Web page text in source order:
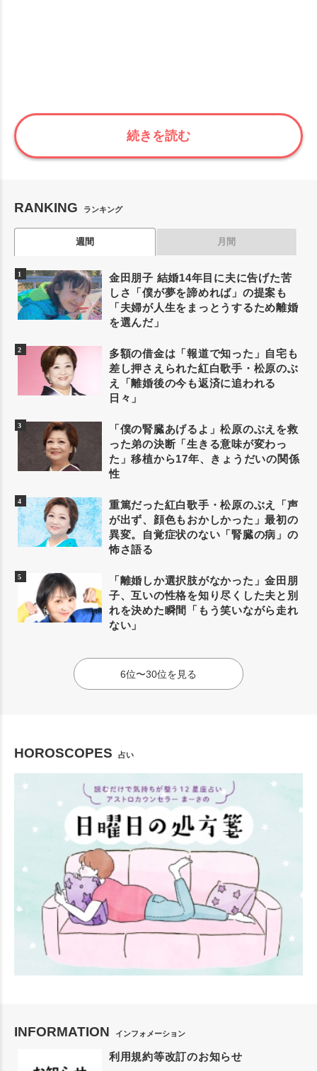
続きを読む
RANKING ランキング
週間 月間
金田朋子 結婚14年目に夫に告げた苦
しさ「僕が夢を諦めれば」の提案も
「夫婦が人生をまっとうするため離婚
を選んだ」
多額の借金は「報道で知った」自宅も
差し押さえられた紅白歌手・松原のぶ
え「離婚後の今も返済に追われる
日々」
「僕の腎臓あげるよ」松原のぶえを救
った弟の決断「生きる意味が変わっ
た」移植から17年、きょうだいの関係
性
重篤だった紅白歌手・松原のぶえ「声
が出ず、顔色もおかしかった」最初の
異変。自覚症状のない「腎臓の病」の
怖さ語る
「離婚しか選択肢がなかった」金田朋
子、互いの性格を知り尽くした夫と別
れを決めた瞬間「もう笑いながら走れ
ない」
6位〜30位を見る
HOROSCOPES 占い
INFORMATION インフォメーション
利用規約等改訂のお知らせ